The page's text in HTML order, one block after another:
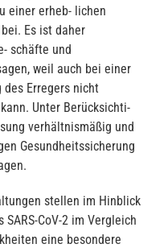
einer erheb- lichen
Es ist daher
schäfte und
weil auch bei einer
Erregers nicht
Unter Berücksichti-
verhältnismäßig und
Gesundheitssicherung
stellen im Hinblick
CoV-2 im Vergleich
eine besondere